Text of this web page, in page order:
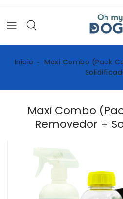
Inicio ‐ Maxi Combo (Pack
Maxi Combo
Removedor +